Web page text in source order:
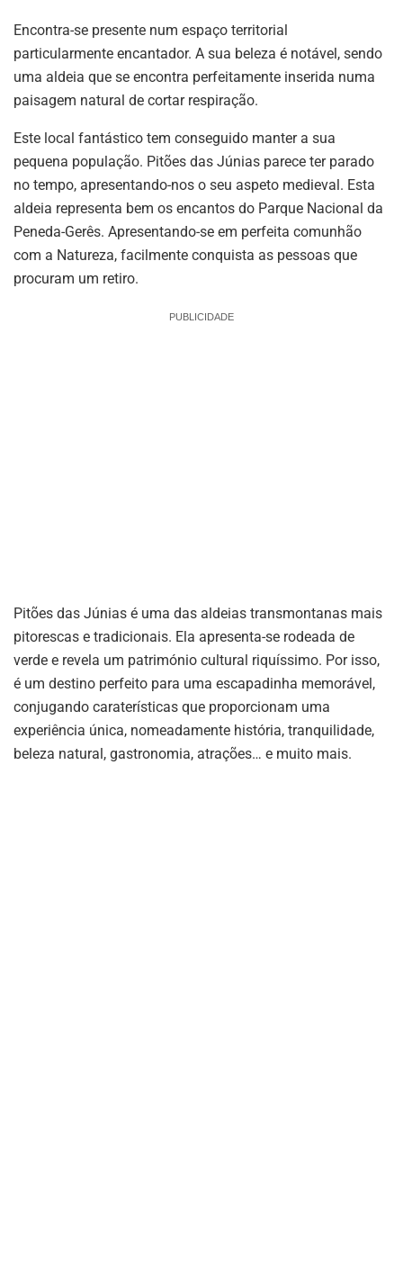
Encontra-se presente num espaço territorial
particularmente encantador. A sua beleza é notável, sendo
uma aldeia que se encontra perfeitamente inserida numa
paisagem natural de cortar respiração.
Este local fantástico tem conseguido manter a sua
pequena população. Pitões das Júnias parece ter parado
no tempo, apresentando-nos o seu aspeto medieval. Esta
aldeia representa bem os encantos do Parque Nacional da
Peneda-Gerês. Apresentando-se em perfeita comunhão
com a Natureza, facilmente conquista as pessoas que
procuram um retiro.
PUBLICIDADE
Pitões das Júnias é uma das aldeias transmontanas mais
pitorescas e tradicionais. Ela apresenta-se rodeada de
verde e revela um património cultural riquíssimo. Por isso,
é um destino perfeito para uma escapadinha memorável,
conjugando caraterísticas que proporcionam uma
experiência única, nomeadamente história, tranquilidade,
beleza natural, gastronomia, atrações… e muito mais.